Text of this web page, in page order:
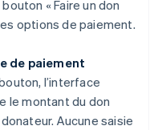
« Faire un don
options de paiement.
de paiement
l’interface
le montant du don
Aucune saisie